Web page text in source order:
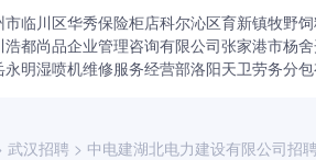
市临川区华秀保险柜店科尔沁区育新镇牧野
浩都尚品企业管理咨询有限公司张家港市杨
永明湿喷机维修服务经营部洛阳天卫劳务分
武汉招聘 > 中电建湖北电力建设有限公司招聘